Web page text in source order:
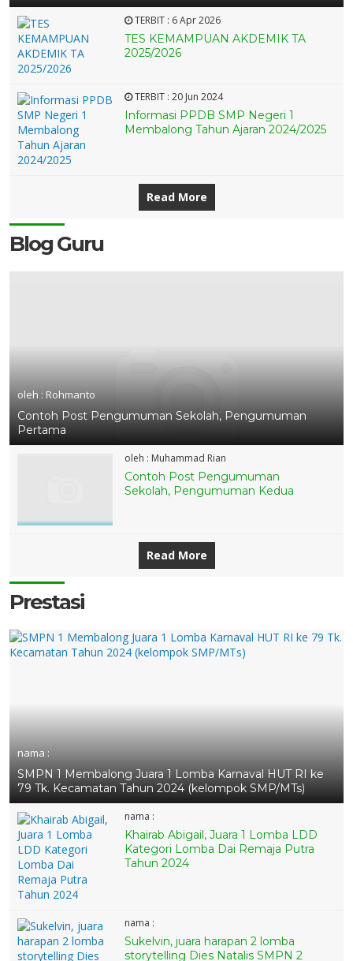
TERBIT : 6 Apr 2026
TES KEMAMPUAN AKDEMIK TA
2025/2026
TERBIT :20 Jun 2024
Informasi PPDB SMP Negeri 1
Membalong Tahun Ajaran 2024/2025
Read More
Blog Guru
oleh : Rohmanto
Contoh Post Pengumuman Sekolah, Pengumuman
Pertama
oleh : Muhammad Rian
Contoh Post Pengumuman
Sekolah, Pengumuman Kedua
Read More
Prestasi
nama :
SMPN 1 Membalong Juara 1 Lomba Karnaval HUT RI ke
79 Tk. Kecamatan Tahun 2024 (kelompok SMP/MTs)
nama :
Khairab Abigail, Juara 1 Lomba LDD
Kategori Lomba Dai Remaja Putra
Tahun 2024
nama :
Sukelvin, juara harapan 2 lomba
storytelling Dies Natalis SMPN 2
29 APR 2026
8 APR 2026
8 APR 2026